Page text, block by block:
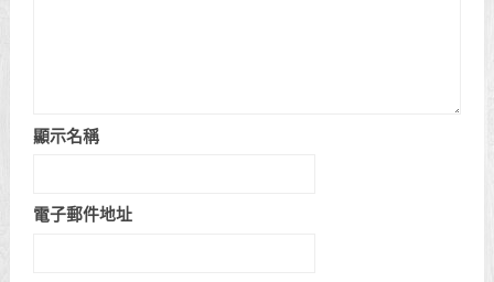
顯示名稱
電子郵件地址